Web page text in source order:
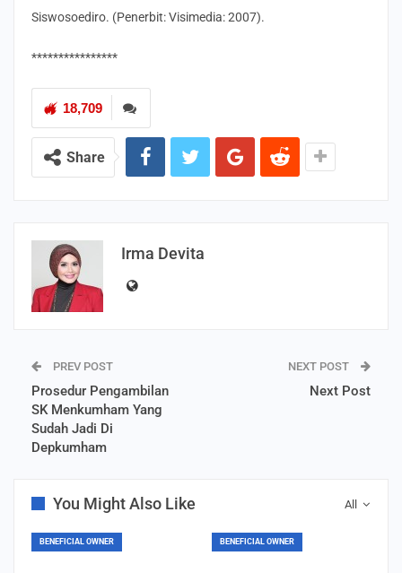
Siswosoediro. (Penerbit: Visimedia: 2007).
****************
18,709
Share
Irma Devita
PREV POST
Prosedur Pengambilan
SK Menkumham Yang
Sudah Jadi Di
Depkumham
NEXT POST
Next Post
All
You Might Also Like
BENEFICIAL OWNER BENEFICIAL OWNER